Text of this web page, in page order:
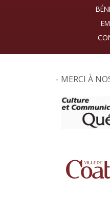
- MERCI À